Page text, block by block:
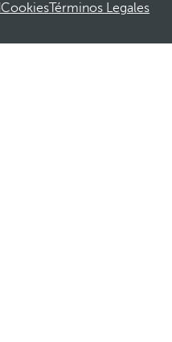
CookiesTérminos Legales